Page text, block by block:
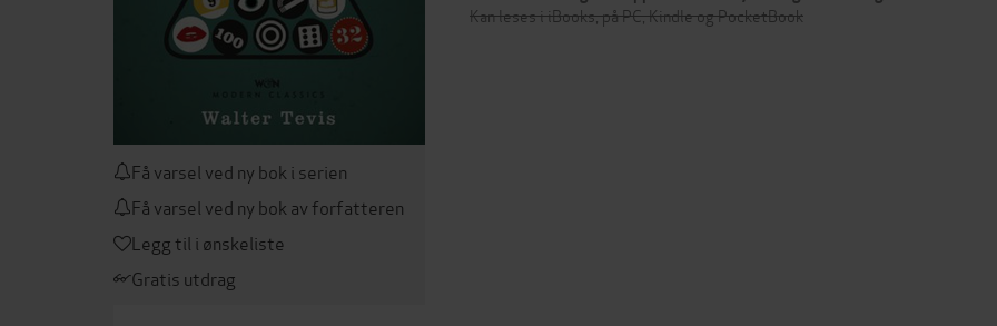
Få varsel ved ny bok i serien
Få varsel ved ny bok av forfatteren
Legg til i ønskeliste
Gratis utdrag
Kan leses i iBooks, på PC, Kindle og PocketBook